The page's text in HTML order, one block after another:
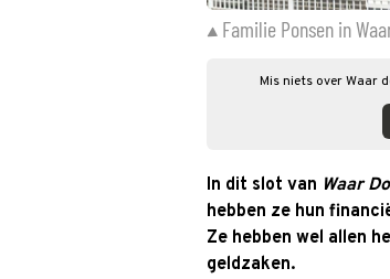
Familie Ponsen in
Mis niets over Waar
In dit slot van Waar
hebben ze hun
Ze hebben wel allen
geldzaken.